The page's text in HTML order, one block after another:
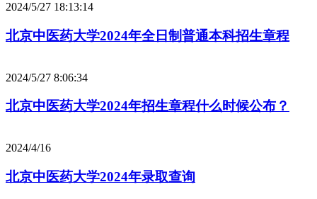
2024/5/27 18:13:14
北京中医药大学2024年全日制普通本科招生章程
2024/5/27 8:06:34
北京中医药大学2024年招生章程什么时候公布？
2024/4/16
北京中医药大学2024年录取查询